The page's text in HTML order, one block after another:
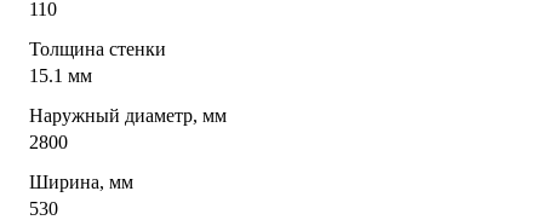
110
Толщина стенки
15.1 мм
Наружный диаметр, мм
2800
Ширина, мм
530